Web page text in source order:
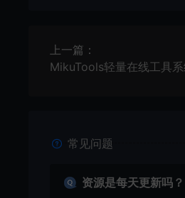
上一篇：
MikuTools轻量在线工具
常见问题
资源是每天更新吗？